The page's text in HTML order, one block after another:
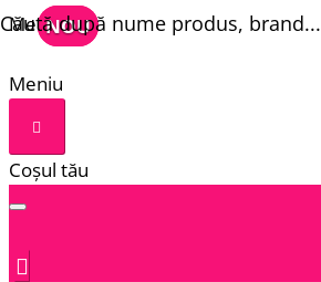
Meniu
Meniu
Coșul tău
Căută după nume produs, brand...
NOU
NOU